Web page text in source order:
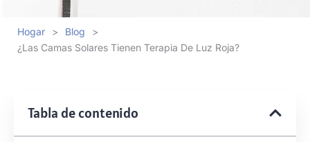
Hogar > Blog
>
¿Las Camas Solares Tienen Terapia De Luz Roja?
Tabla de contenido